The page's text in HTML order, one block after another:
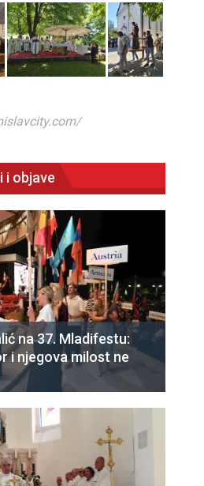
i objave
na 37. Mladifestu:
i njegova milost ne